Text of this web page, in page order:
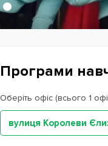
Програми
Оберіть офіс (всього 1
вулиця Королеви